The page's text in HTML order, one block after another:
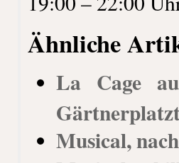
Ähnliche
La Cage
Musical,